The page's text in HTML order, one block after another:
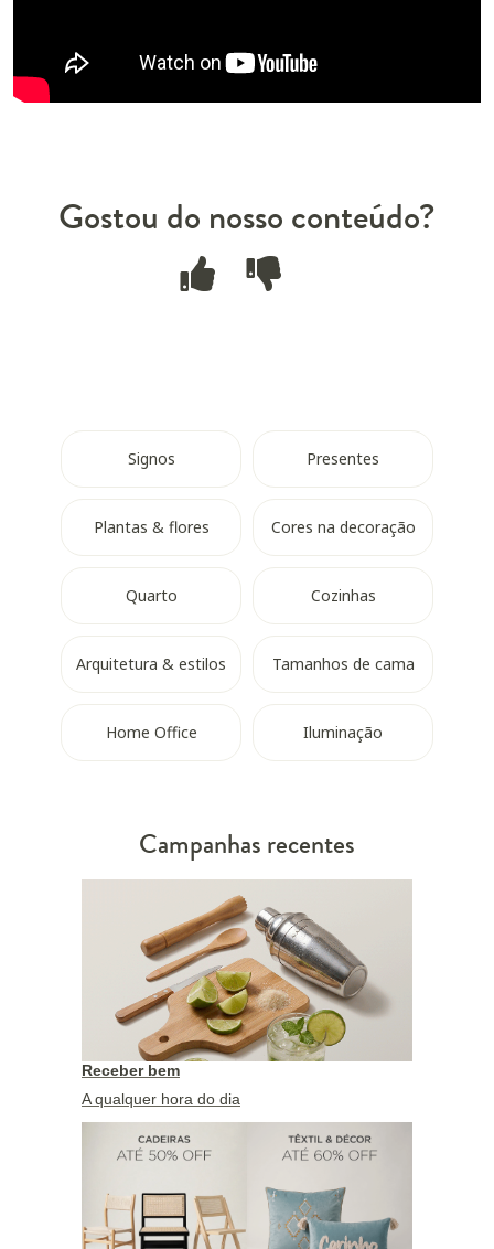
Gostou do nosso conteúdo?
Signos Presentes
Plantas & flores Cores na decoração
Quarto Cozinhas
Arquitetura & estilos Tamanhos de cama
Home Office Iluminação
Campanhas recentes
Receber bem
A qualquer hora do dia